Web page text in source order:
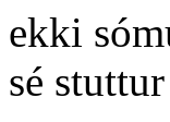
ekki
sé